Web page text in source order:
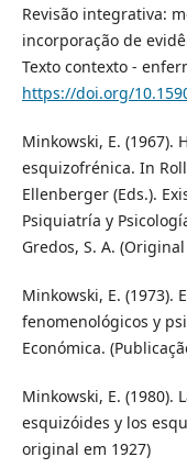
Revisão integrativa:
incorporação de
Texto contexto -
https://doi.org/
Minkowski, E. (1967).
esquizofrénica. In
Ellenberger (Eds.).
Psiquiatría y
Gredos, S. A.
Minkowski, E. (1973).
fenomenológicos y
Económica.
Minkowski, E. (1980).
esquizóides y los
original em 1927)